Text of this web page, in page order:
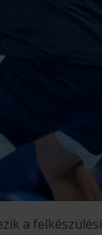
a felkészülési